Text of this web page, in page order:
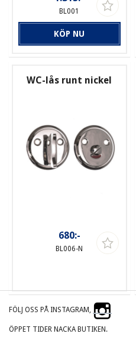
BL001
KÖP NU
WC-lås runt nickel
680:-
BL006-N
FÖLJ OSS PÅ INSTAGRAM,
ÖPPET TIDER NACKA BUTIKEN.